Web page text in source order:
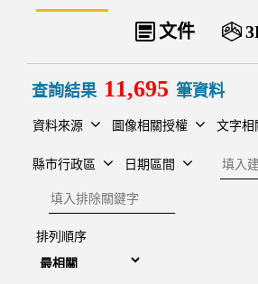
文件
查詢結果 11,695 筆資料
資料來源 圖像相關授權 文字相
縣市行政區 日期區間
建檔
排除關鍵字
排列順序